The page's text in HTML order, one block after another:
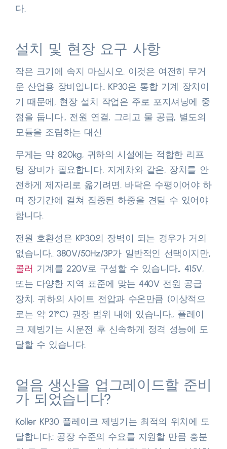
다.​
설치 및 현장 요구 사항
작은 크기에 속지 마십시오. 이것은 여전히 ​​무거
운 산업용 장비입니다.. KP30은 통합 기계 장치이
기 때문에, 현장 설치 작업은 주로 포지셔닝에 중
점을 둡니다., 전원 연결, 그리고 물 공급, 별도의
모듈을 조립하는 대신​
무게는 약 820kg, 귀하의 시설에는 적합한 리프
팅 장비가 필요합니다, 지게차와 같은, 장치를 안
전하게 제자리로 옮기려면. 바닥은 수평이어야 하
며 장기간에 걸쳐 집중된 하중을 견딜 수 있어야
합니다.​
전원 호환성은 KP30의 장벽이 되는 경우가 거의
없습니다.. 380V/50Hz/3P가 일반적인 선택이지만,
콜러 기계를 220V로 구성할 수 있습니다., 415V,
또는 다양한 지역 표준에 맞는 440V 전원 공급
장치. 귀하의 사이트 전압과 수온만큼 (이상적으
로는 약 21°C) 권장 범위 내에 있습니다., 플레이
크 제빙기는 시운전 후 신속하게 정격 성능에 도
달할 수 있습니다.​
얼음 생산을 업그레이드할 준비
가 되었습니다?
Koller KP30 플레이크 제빙기는 최적의 위치에 도
달합니다.: 공장 수준의 수요를 지원할 만큼 충분